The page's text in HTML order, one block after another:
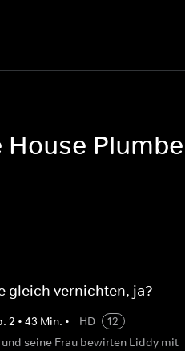
gleich vernichten, ja?
2 •43 Min. • HD
12
und seine Frau bewirten Liddy mit